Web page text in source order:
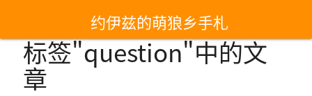
约伊兹的萌狼乡手札
标签"question"中的文
章